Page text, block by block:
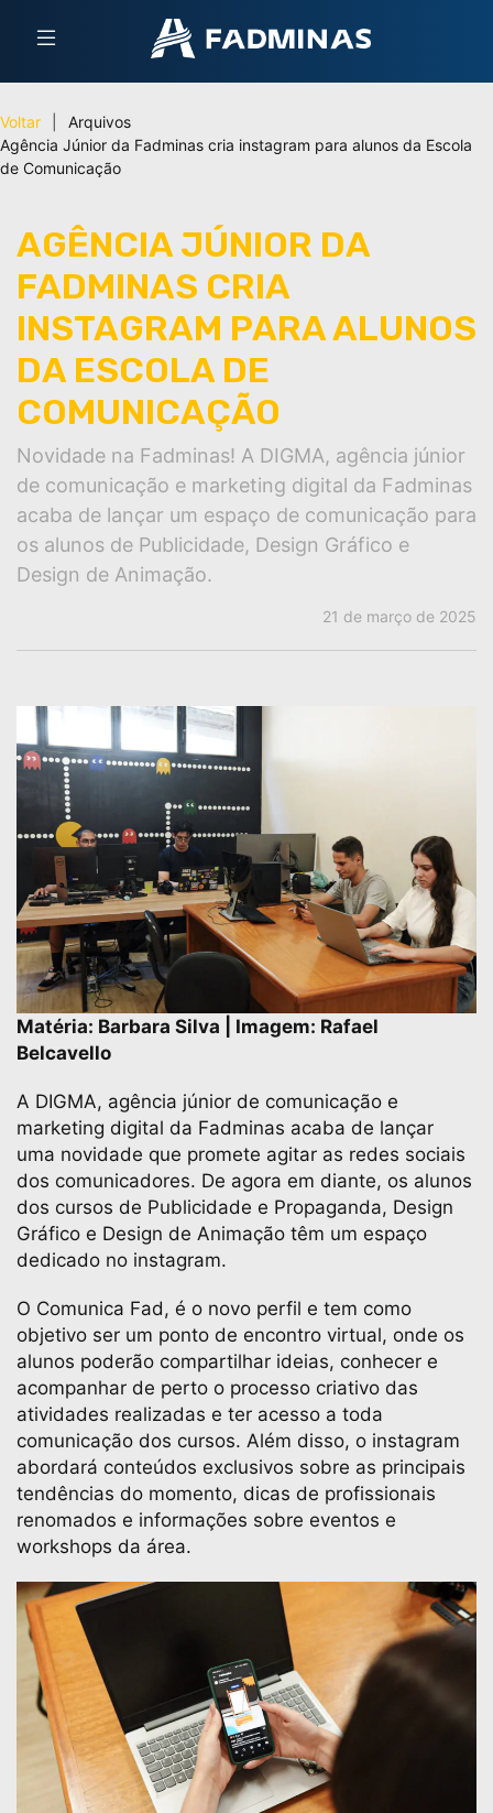
Voltar
Arquivos
Agência Júnior da Fadminas cria instagram para alunos da Escola
de Comunicação
AGÊNCIA JÚNIOR DA
FADMINAS CRIA
INSTAGRAM PARA ALUNOS
DA ESCOLA DE
COMUNICAÇÃO
Novidade na Fadminas! A DIGMA, agência júnior
de comunicação e marketing digital da Fadminas
acaba de lançar um espaço de comunicação para
os alunos de Publicidade, Design Gráfico e
Design de Animação.
21 de março de 2025
Matéria: Barbara Silva | Imagem: Rafael
Belcavello
A DIGMA, agência júnior de comunicação e
marketing digital da Fadminas acaba de lançar
uma novidade que promete agitar as redes sociais
dos comunicadores. De agora em diante, os alunos
dos cursos de Publicidade e Propaganda, Design
Gráfico e Design de Animação têm um espaço
dedicado no instagram.
O Comunica Fad, é o novo perfil e tem como
objetivo ser um ponto de encontro virtual, onde os
alunos poderão compartilhar ideias, conhecer e
acompanhar de perto o processo criativo das
atividades realizadas e ter acesso a toda
comunicação dos cursos. Além disso, o instagram
abordará conteúdos exclusivos sobre as principais
tendências do momento, dicas de profissionais
renomados e informações sobre eventos e
workshops da área.